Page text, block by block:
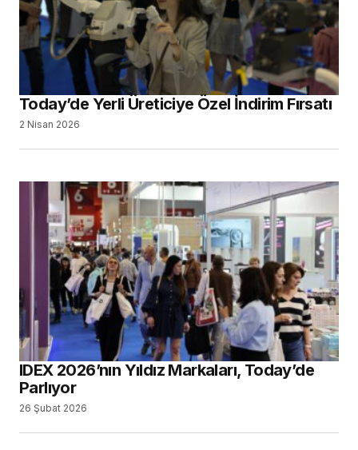
Today’de Yerli Üreticiye Özel İndirim Fırsatı
2 Nisan 2026
IDEX 2026’nın Yıldız Markaları, Today’de
Parlıyor
26 Şubat 2026